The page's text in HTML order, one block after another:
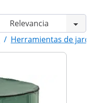
/ Herramientas de